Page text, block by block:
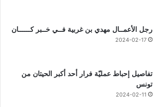
رجل الأعمــال مهدي بن غربية فــي خــبر كــــــان
2024-02-17
تفاصيل إحباط عمليّة فرار أحد أكبر الحيتان من
تونس
2024-02-11